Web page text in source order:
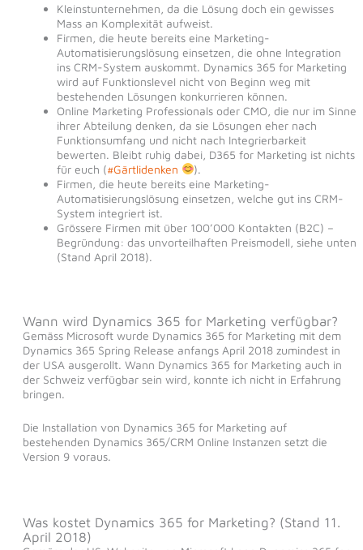
Kleinstunternehmen, da die Lösung doch ein gewisses
Mass an Komplexität aufweist.
Firmen, die heute bereits eine Marketing-
Automatisierungslösung einsetzen, die ohne Integration
ins CRM-System auskommt. Dynamics 365 for Marketing
wird auf Funktionslevel nicht von Beginn weg mit
bestehenden Lösungen konkurrieren können.
Online Marketing Professionals oder CMO, die nur im Sinne
ihrer Abteilung denken, da sie Lösungen eher nach
Funktionsumfang und nicht nach Integrierbarkeit
bewerten. Bleibt ruhig dabei, D365 for Marketing ist nichts
für euch (#Gärtlidenken
).
Firmen, die heute bereits eine Marketing-
Automatisierungslösung einsetzen, welche gut ins CRM-
System integriert ist.
Grössere Firmen mit über 100’000 Kontakten (B2C) –
Begründung: das unvorteilhaften Preismodell, siehe unten
(Stand April 2018).
Wann wird Dynamics 365 for Marketing verfügbar?
Gemäss Microsoft wurde Dynamics 365 for Marketing mit dem
Dynamics 365 Spring Release anfangs April 2018 zumindest in
der USA ausgerollt. Wann Dynamics 365 for Marketing auch in
der Schweiz verfügbar sein wird, konnte ich nicht in Erfahrung
bringen.
Die Installation von Dynamics 365 for Marketing auf
bestehenden Dynamics 365/CRM Online Instanzen setzt die
Version 9 voraus.
Was kostet Dynamics 365 for Marketing? (Stand 11.
April 2018)